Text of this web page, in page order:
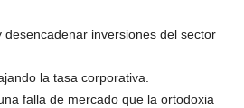
inversiones del sector
la tasa corporativa.
falla de mercado que la ortodoxia